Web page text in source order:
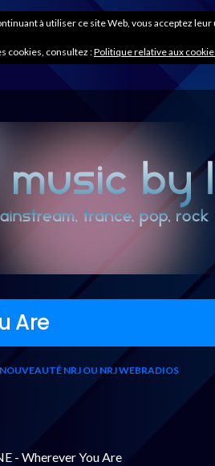
Are
NOUVEAUTÉ NRJ OU NRJ WEBRADIOS
- Wherever You Are
à utiliser ce site Web, vous acceptez
cookies, consultez :Politique relative aux